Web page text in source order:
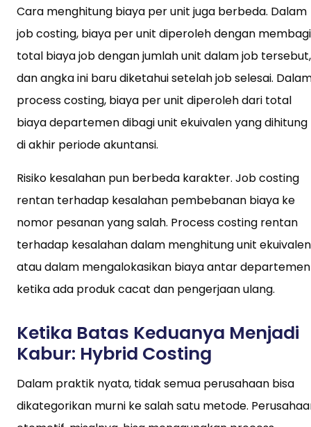
Cara menghitung biaya per unit juga berbeda. Dalam
job costing, biaya per unit diperoleh dengan membagi
total biaya job dengan jumlah unit dalam job tersebut,
dan angka ini baru diketahui setelah job selesai.
process costing, biaya per unit diperoleh dari total
biaya departemen dibagi unit ekuivalen yang dihitung
di akhir periode akuntansi.
Risiko kesalahan pun berbeda karakter. Job costing
rentan terhadap kesalahan pembebanan biaya ke
nomor pesanan yang salah. Process costing rentan
terhadap kesalahan dalam menghitung unit
atau dalam mengalokasikan biaya antar departemen
ketika ada produk cacat dan pengerjaan ulang.
Ketika Batas Keduanya Menjadi
Kabur: Hybrid Costing
Dalam praktik nyata, tidak semua perusahaan bisa
dikategorikan murni ke salah satu metode.